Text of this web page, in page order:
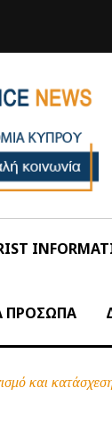
ΠΡΟΣΩΠΑ
και